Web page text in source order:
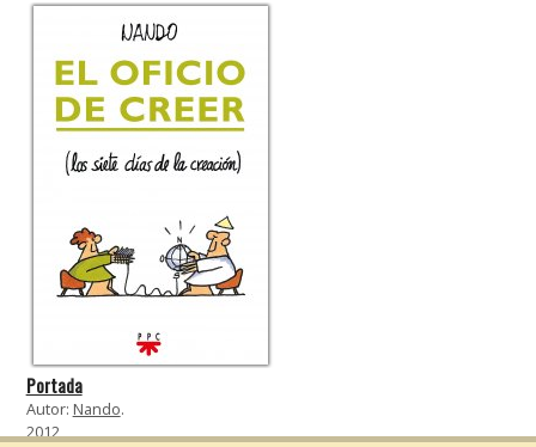
Portada
Autor: Nando.
2012